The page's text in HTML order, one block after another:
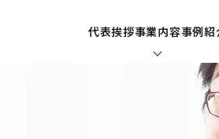
代表挨拶事業内容事例紹